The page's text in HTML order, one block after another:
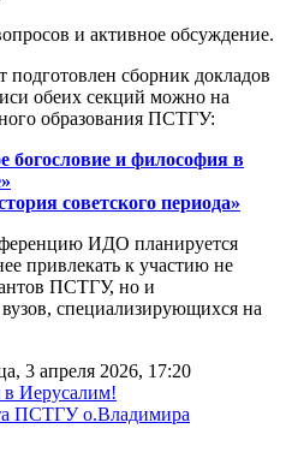
и активное обсуждение.
сборник докладов
обеих секций можно на
образования ПСТГУ:
богословие и философия в
советского периода»
ИДО планируется
привлекать к участию не
ПСТГУ, но и
специализирующихся на
3 апреля 2026, 17:20
Иерусалим!
ПСТГУ о.Владимира